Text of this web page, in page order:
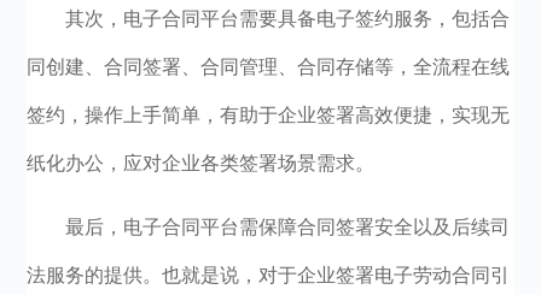
其次，电子合同平台需要具备电子签约服务，包括合
同创建、合同签署、合同管理、合同存储等，全流程在线
签约，操作上手简单，有助于企业签署高效便捷，实现无
纸化办公，应对企业各类签署场景需求。
最后，电子合同平台需保障合同签署安全以及后续司
法服务的提供。也就是说，对于企业签署电子劳动合同引